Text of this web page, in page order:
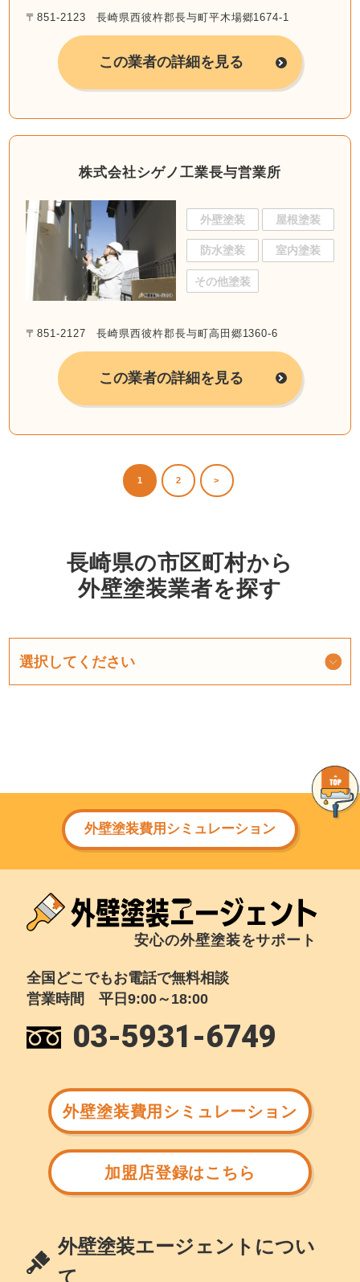
〒851-2123 長崎県西彼杵郡長与町平木場郷1674-1
この業者の詳細を見る
株式会社シゲノ工業長与営業所
外壁塗装 屋根塗装
防水塗装 室内塗装
その他塗装
〒851-2127 長崎県西彼杵郡長与町高田郷1360-6
この業者の詳細を見る
1 2 >
長崎県の市区町村から
外壁塗装業者を探す
外壁塗装費用シミュレーション
安心の外壁塗装をサポート
全国どこでもお電話で無料相談
営業時間 平日9:00～18:00
03-5931-6749
外壁塗装費用シミュレーション
加盟店登録はこちら
外壁塗装エージェントについ
て